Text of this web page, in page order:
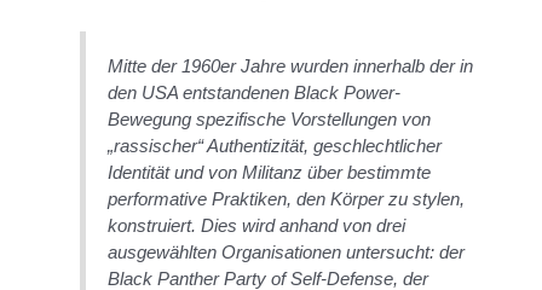
Mitte der 1960er Jahre wurden innerhalb der in
den USA entstandenen Black Power-
Bewegung spezifische Vorstellungen von
„rassischer“ Authentizität, geschlechtlicher
Identität und von Militanz über bestimmte
performative Praktiken, den Körper zu stylen,
konstruiert. Dies wird anhand von drei
ausgewählten Organisationen untersucht: der
Black Panther Party of Self-Defense, der